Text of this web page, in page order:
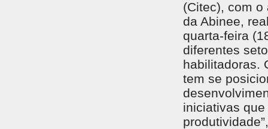
(Citec), com o
da Abinee,
quarta-feira
diferentes
habilitadoras.
tem se
iniciativas